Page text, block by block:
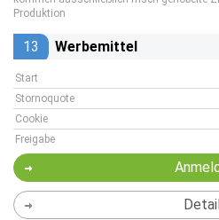
Produktion
13 Werbemittel
Start
Stornoquote
Cookie
Freigabe